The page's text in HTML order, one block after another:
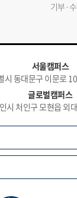
기부·
서울캠퍼스
시 동대문구 이문로
글로벌캠퍼스
시 처인구 모현읍 외